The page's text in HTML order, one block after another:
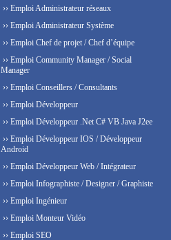
›› Emploi Administrateur réseaux
›› Emploi Administrateur Système
›› Emploi Chef de projet / Chef d’équipe
›› Emploi Community Manager / Social
Manager
›› Emploi Conseillers / Consultants
›› Emploi Développeur
›› Emploi Développeur .Net C# VB Java J2ee
›› Emploi Développeur IOS / Développeur
Android
›› Emploi Développeur Web / Intégrateur
›› Emploi Infographiste / Designer / Graphiste
›› Emploi Ingénieur
›› Emploi Monteur Vidéo
›› Emploi SEO